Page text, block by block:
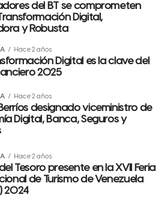
del BT se comprometen
Digital,
y Robusta
Hace 2 años
Digital es la clave del
2025
Hace 2 años
designado viceministro de
Digital, Banca, Seguros y
Hace 2 años
Tesoro presente en la XVII Feria
de Turismo de Venezuela
2024